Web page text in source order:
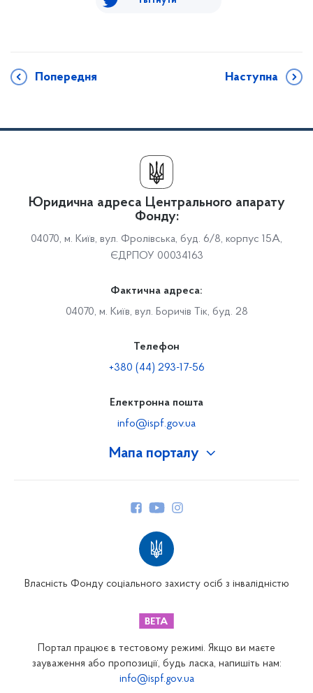
Попередня Наступна
Мапа порталу
Закарпатське відділення
Запорізьке відділення
Юридична адреса Центрального апарату
Фонду:
04070, м. Київ, вул. Фролівська, буд. 6/8, корпус 15А,
ЄДРПОУ 00034163
Фактична адреса:
04070, м. Київ, вул. Боричів Тік, буд. 28
Телефон
+380 (44) 293-17-56
Електронна пошта
info@ispf.gov.ua
Власність Фонду соціального захисту осіб з інвалідністю
Портал працює в тестовому режимі. Якщо ви маєте
зауваження або пропозиції, будь ласка, напишіть нам:
info@ispf.gov.ua